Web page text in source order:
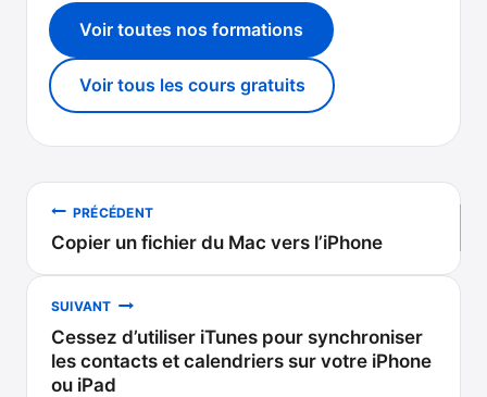
Voir toutes nos formations
Voir tous les cours gratuits
Navigation
de
l’article
PRÉCÉDENT
Copier un fichier du Mac vers l’iPhone
SUIVANT
Cessez d’utiliser iTunes pour synchroniser
les contacts et calendriers sur votre iPhone
ou iPad